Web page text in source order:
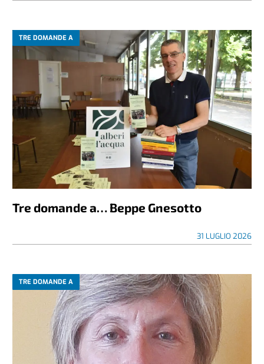
TRE DOMANDE A
Tre domande a… Beppe Gnesotto
31 LUGLIO 2026
TRE DOMANDE A